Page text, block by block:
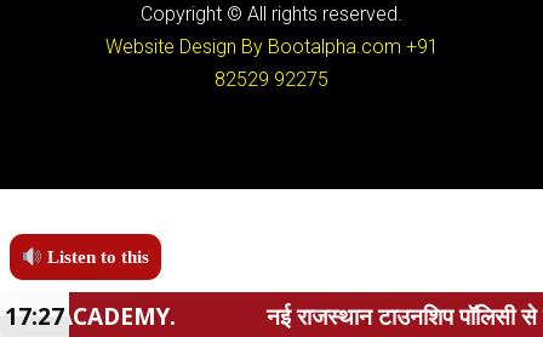
Copyright © All rights reserved.
Website Design By Bootalpha.com +91
82529 92275
Listen to this
नई राजस्थान टाउनशिप पॉलिसी से सुनियोजित शहरी
17:27